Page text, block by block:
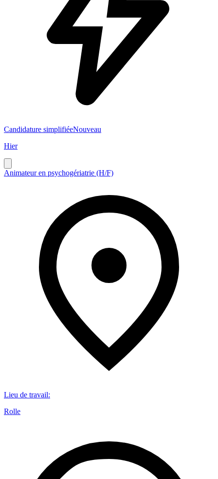
Candidature simplifiéeNouveau
Hier
Animateur en psychogériatrie (H/F)
Lieu de travail:
Rolle